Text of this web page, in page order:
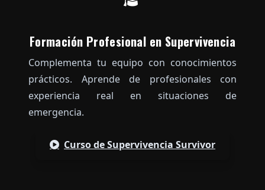
Formación Profesional en Supervivencia
Complementa tu equipo con conocimientos
prácticos. Aprende de profesionales con
experiencia real en situaciones de
emergencia.
Curso de Supervivencia Survivor